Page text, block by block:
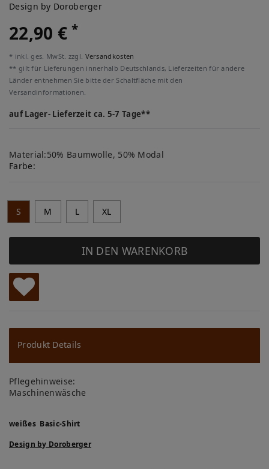
Design by Doroberger
22,90 €*
* inkl. ges. MwSt. zzgl. Versandkosten
** gilt für Lieferungen innerhalb Deutschlands, Lieferzeiten für andere
Länder entnehmen Sie bitte der Schaltfläche mit den
Versandinformationen.
auf Lager- Lieferzeit ca. 5-7 Tage**
Material:50% Baumwolle, 50% Modal
Farbe:
S M L XL
IN DEN WARENKORB
W
u
ns
ch
lis
te
Produkt Details
Pflegehinweise:
Maschinenwäsche
weißes Basic-Shirt
Design by Doroberger